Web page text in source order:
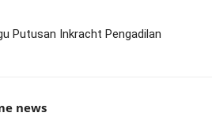
Putusan Inkracht Pengadilan
news